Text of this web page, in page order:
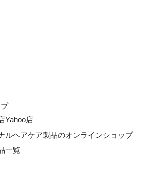
Yahoo店
ルヘアケア製品のオンラインショップ
一覧